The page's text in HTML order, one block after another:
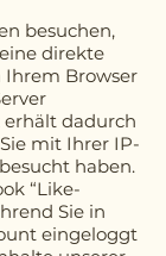
besuchen,
direkte
Ihrem Browser
erhält dadurch
mit Ihrer IP-
haben.
“Like-
Sie in
eingeloggt